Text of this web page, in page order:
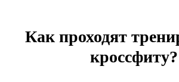
Как проходят
кроссфиту?